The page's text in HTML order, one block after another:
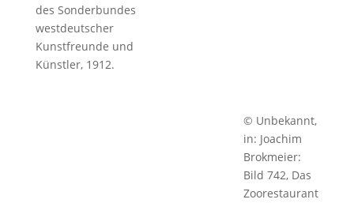
des Sonderbundes
westdeutscher
Kunstfreunde und
Künstler, 1912.
© Unbekannt,
in: Joachim
Brokmeier:
Bild 742, Das
Zoorestaurant